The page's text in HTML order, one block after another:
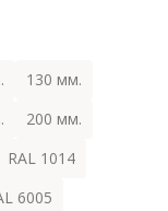
130 мм.
200 мм.
RAL 1014
6005